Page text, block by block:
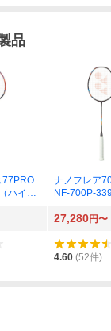
品
77PRO
ハイオ
ナノフレア
NF-700P-
27,280円〜
4.60 (52件)